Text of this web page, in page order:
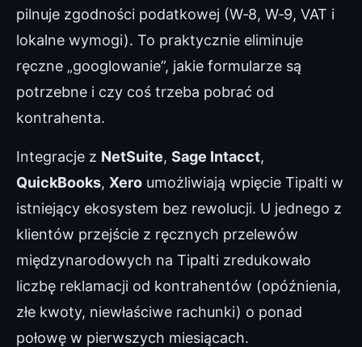
pilnuje zgodności podatkowej (W‑8, W‑9, VAT i
lokalne wymogi). To praktycznie eliminuje
ręczne „googlowanie”, jakie formularze są
potrzebne i czy coś trzeba pobrać od
kontrahenta.
Integracje z NetSuite, Sage Intacct,
QuickBooks, Xero umożliwiają wpięcie Tipalti w
istniejący ekosystem bez rewolucji. U jednego z
klientów przejście z ręcznych przelewów
międzynarodowych na Tipalti zredukowało
liczbę reklamacji od kontrahentów (opóźnienia,
złe kwoty, niewłaściwe rachunki) o ponad
połowę w pierwszych miesiącach.